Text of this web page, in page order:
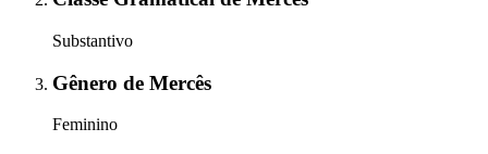
Substantivo
Gênero de Mercês
Feminino